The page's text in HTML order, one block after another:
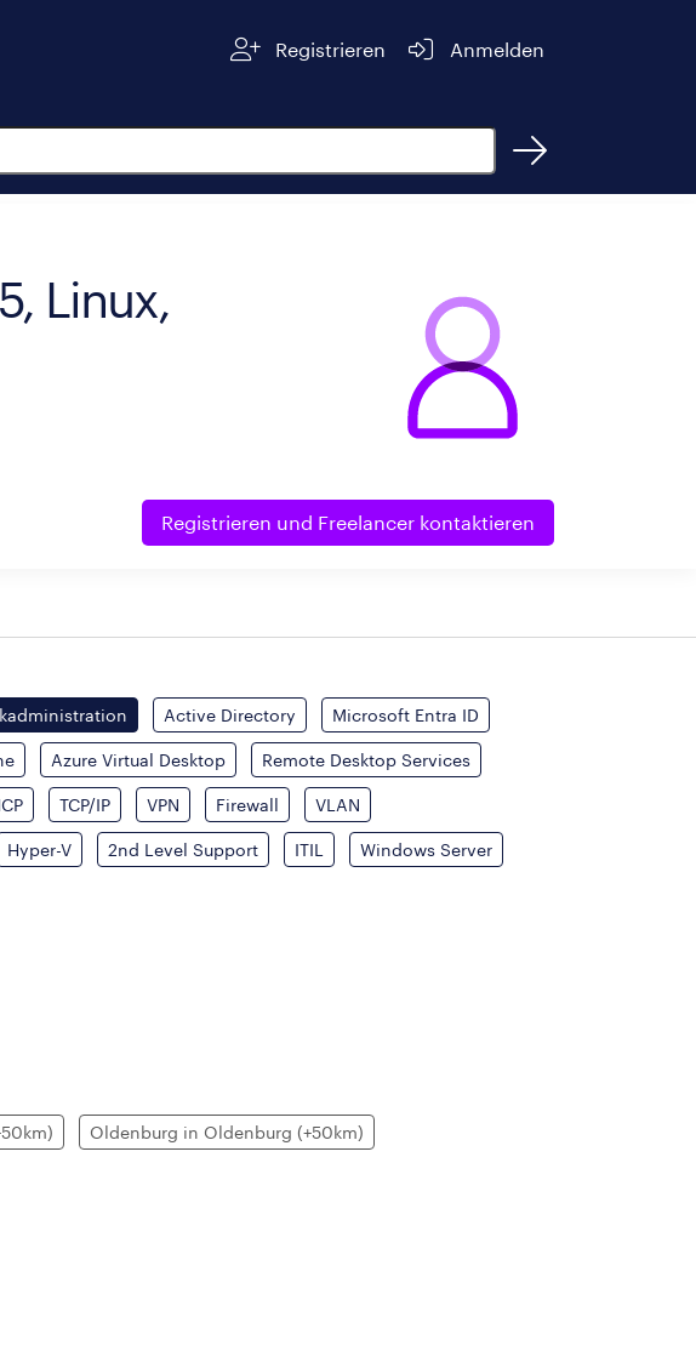
Registrieren Anmelden
Linux,
Registrieren und Freelancer kontaktieren
Active Directory Microsoft Entra ID
Azure Virtual Desktop Remote Desktop Services
TCP/IP VPN Firewall VLAN
Hyper-V 2nd Level Support ITIL Windows Server
Oldenburg in Oldenburg (+50km)